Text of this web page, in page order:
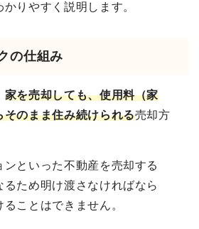
りやすく説明します。
の仕組み
家を売却しても、使用料（家
そのまま住み続けられる売却方
といった不動産を売却する
るため明け渡さなければなら
ことはできません。